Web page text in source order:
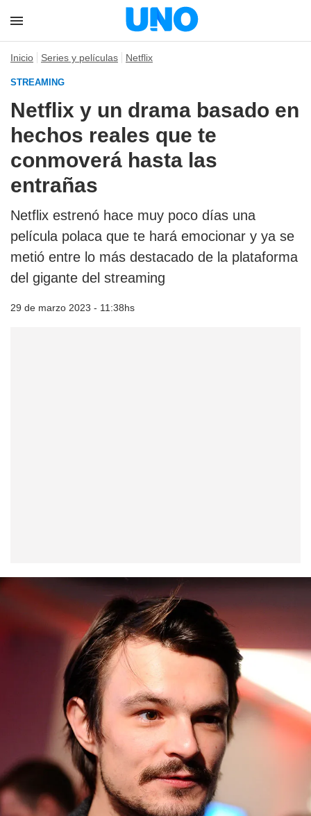
Inicio Series y películas Netflix
STREAMING
Netflix y un drama basado en
hechos reales que te
conmoverá hasta las
entrañas
Netflix estrenó hace muy poco días una
película polaca que te hará emocionar y ya se
metió entre lo más destacado de la plataforma
del gigante del streaming
29 de marzo 2023 - 11:38hs